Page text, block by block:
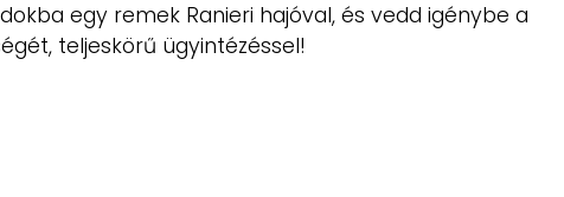
egy remek Ranieri hajóval, és vedd igénybe a
teljeskörű ügyintézéssel!